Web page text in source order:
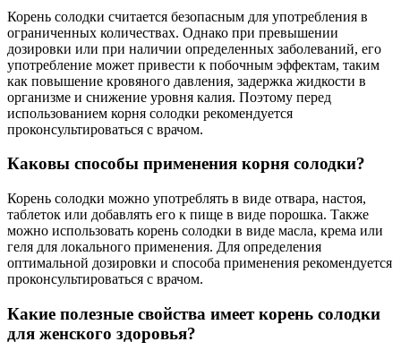
Корень солодки считается безопасным для употребления в
ограниченных количествах. Однако при превышении
дозировки или при наличии определенных заболеваний, его
употребление может привести к побочным эффектам, таким
как повышение кровяного давления, задержка жидкости в
организме и снижение уровня калия. Поэтому перед
использованием корня солодки рекомендуется
проконсультироваться с врачом.
Каковы способы применения корня солодки?
Корень солодки можно употреблять в виде отвара, настоя,
таблеток или добавлять его к пище в виде порошка. Также
можно использовать корень солодки в виде масла, крема или
геля для локального применения. Для определения
оптимальной дозировки и способа применения рекомендуется
проконсультироваться с врачом.
Какие полезные свойства имеет корень солодки
для женского здоровья?